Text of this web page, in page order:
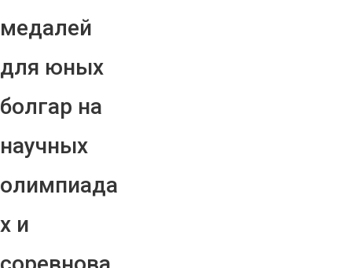
медалей
для юных
болгар на
научных
олимпиада
х и